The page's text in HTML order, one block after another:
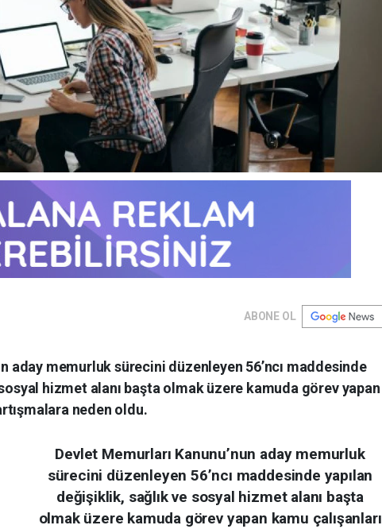
ABONE OL
aday memurluk sürecini düzenleyen 56’ncı maddesinde
hizmet alanı başta olmak üzere kamuda görev yapan
neden oldu.
Devlet Memurları Kanunu’nun aday memurluk
sürecini düzenleyen 56’ncı maddesinde yapılan
değişiklik, sağlık ve sosyal hizmet alanı başta
olmak üzere kamuda görev yapan kamu çalışanları